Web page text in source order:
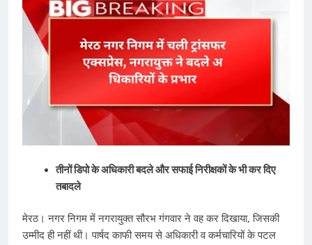
तीनों डिपो के अ​धिकारी बदले और सफाई निरीक्षकों के भी कर दिए
तबादले
मेरठ। नगर निगम में नगरायुक्त सौरभ गंगवार ने वह कर दिखाया, जिसकी
उम्मीद ही नहीं थी। पार्षद काफी समय से अ​धिकारी व कर्मचारियों के पटल